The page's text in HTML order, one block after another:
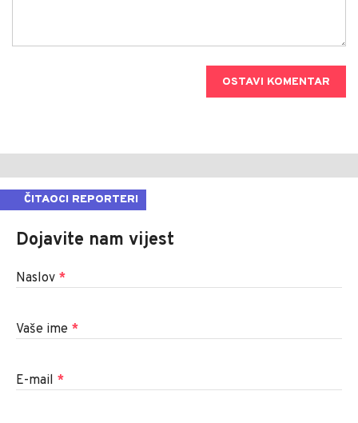
OSTAVI KOMENTAR
ČITAOCI REPORTERI
Dojavite nam vijest
Naslov *
Vaše ime *
E-mail *